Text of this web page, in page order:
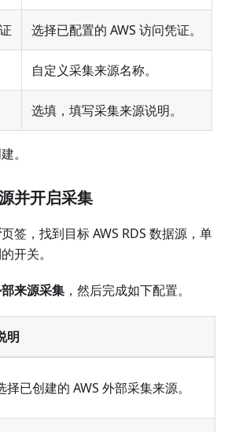
选择已配置的 AWS 访问凭证。
自定义采集来源名称。
选填，填写采集来源说明。
。
并开启采集
页签，找到目标 AWS RDS 数据源，单
开关。
来源采集 ，然后完成如下配置。
明
择已创建的 AWS 外部采集来源。